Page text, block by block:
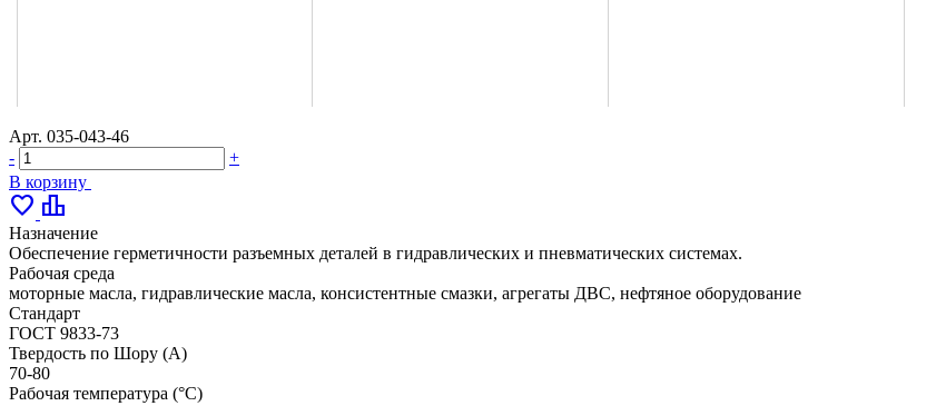
Арт. 035-043-46
-
+
В корзину
favorite leaderboard
Назначение
Обеспечение герметичности разъемных деталей в гидравлических и пневматических системах.
Рабочая среда
моторные масла, гидравлические масла, консистентные смазки, агрегаты ДВС, нефтяное оборудование
Стандарт
ГОСТ 9833-73
Твердость по Шору (А)
70-80
Рабочая температура (°С)